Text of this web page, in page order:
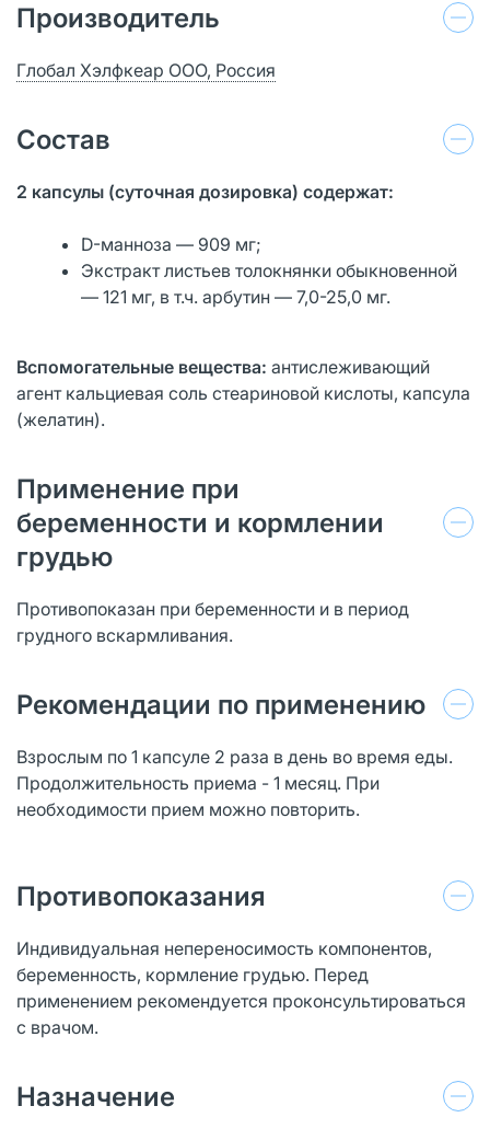
Производитель
Глобал Хэлфкеар ООО, Россия
Состав
2 капсулы (суточная дозировка) содержат:
D-манноза — 909 мг;
Экстракт листьев толокнянки обыкновенной
— 121 мг, в т.ч. арбутин — 7,0-25,0 мг.
Вспомогательные вещества: антислеживающий
агент кальциевая соль стеариновой кислоты, капсула
(желатин).
Применение при
беременности и кормлении
грудью
Противопоказан при беременности и в период
грудного вскармливания.
Рекомендации по применению
Взрослым по 1 капсуле 2 раза в день во время еды.
Продолжительность приема - 1 месяц. При
необходимости прием можно повторить.
Противопоказания
Индивидуальная непереносимость компонентов,
беременность, кормление грудью. Перед
применением рекомендуется проконсультироваться
с врачом.
Назначение